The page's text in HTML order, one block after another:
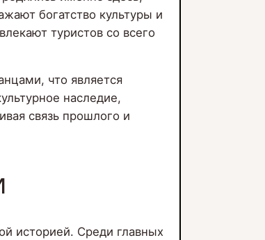
богатство культуры и
туристов со всего
что является
наследие,
связь прошлого и
историей. Среди главных